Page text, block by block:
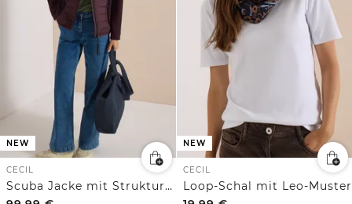
NEW
CECIL
Scuba Jacke mit Strukturmix und Kapuze
NEW
CECIL
Loop-Schal mit Leo-Muster